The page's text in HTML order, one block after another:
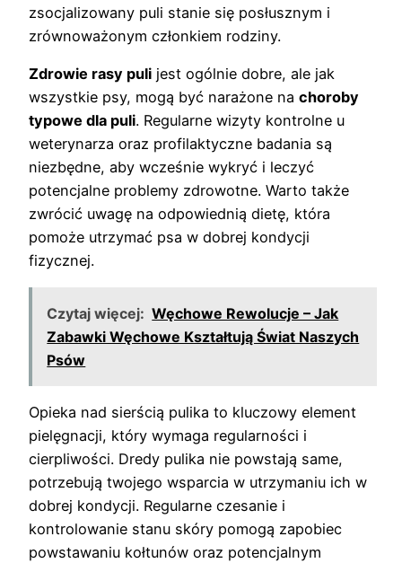
zsocjalizowany puli stanie się posłusznym i
zrównoważonym członkiem rodziny.
Zdrowie rasy puli jest ogólnie dobre, ale jak
wszystkie psy, mogą być narażone na choroby
typowe dla puli. Regularne wizyty kontrolne u
weterynarza oraz profilaktyczne badania są
niezbędne, aby wcześnie wykryć i leczyć
potencjalne problemy zdrowotne. Warto także
zwrócić uwagę na odpowiednią dietę, która
pomoże utrzymać psa w dobrej kondycji
fizycznej.
Czytaj więcej: Węchowe Rewolucje – Jak
Zabawki Węchowe Kształtują Świat Naszych
Psów
Opieka nad sierścią pulika to kluczowy element
pielęgnacji, który wymaga regularności i
cierpliwości. Dredy pulika nie powstają same,
potrzebują twojego wsparcia w utrzymaniu ich w
dobrej kondycji. Regularne czesanie i
kontrolowanie stanu skóry pomogą zapobiec
powstawaniu kołtunów oraz potencjalnym